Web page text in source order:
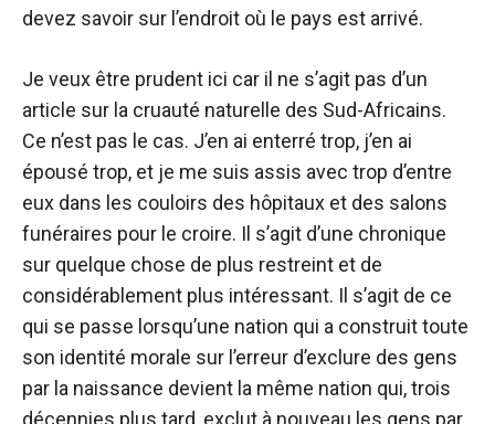
devez savoir sur l’endroit où le pays est arrivé.
Je veux être prudent ici car il ne s’agit pas d’un
article sur la cruauté naturelle des Sud-Africains.
Ce n’est pas le cas. J’en ai enterré trop, j’en ai
épousé trop, et je me suis assis avec trop d’entre
eux dans les couloirs des hôpitaux et des salons
funéraires pour le croire. Il s’agit d’une chronique
sur quelque chose de plus restreint et de
considérablement plus intéressant. Il s’agit de ce
qui se passe lorsqu’une nation qui a construit toute
son identité morale sur l’erreur d’exclure des gens
par la naissance devient la même nation qui, trois
décennies plus tard, exclut à nouveau les gens par